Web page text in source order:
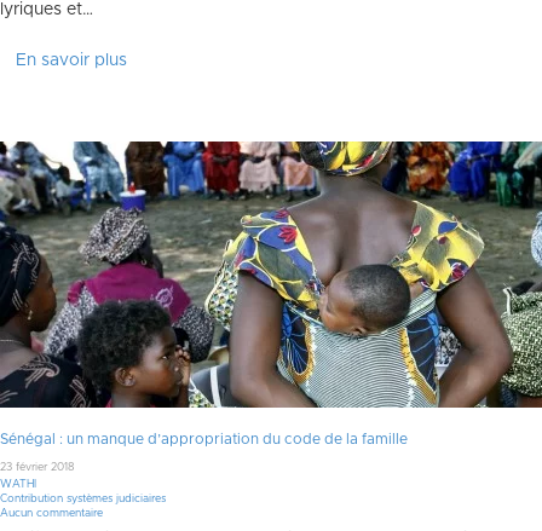
lyriques et…
En savoir plus
Sénégal : un manque d’appropriation du code de la famille
23 février 2018
WATHI
Contribution systèmes judiciaires
Aucun commentaire